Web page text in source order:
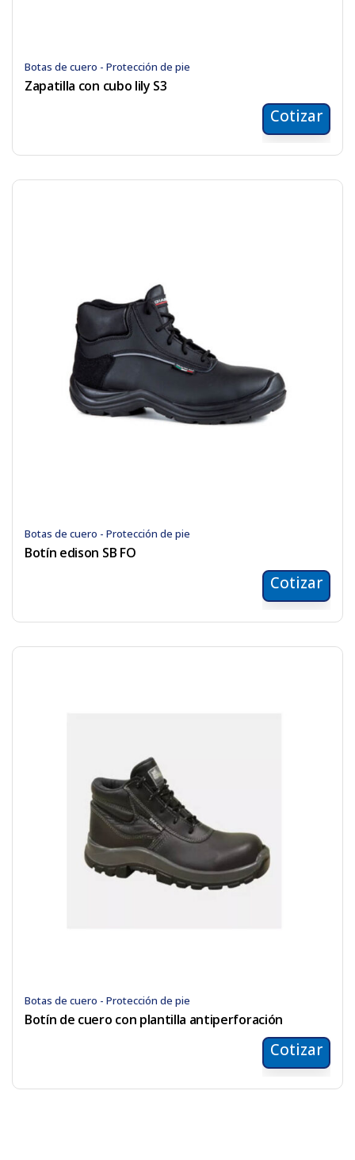
Botas de cuero - Protección de pie
Zapatilla con cubo lily S3
Cotizar
Botas de cuero - Protección de pie
Botín edison SB FO
Cotizar
Botas de cuero - Protección de pie
Botín de cuero con plantilla antiperforación
Cotizar